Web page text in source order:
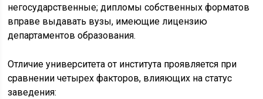
негосударственные; дипломы собственных форматов
вправе выдавать вузы, имеющие лицензию
департаментов образования.
Отличие университета от института проявляется при
сравнении четырех факторов, влияющих на статус
заведения: